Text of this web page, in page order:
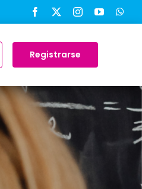
en el aula -
Registrarse